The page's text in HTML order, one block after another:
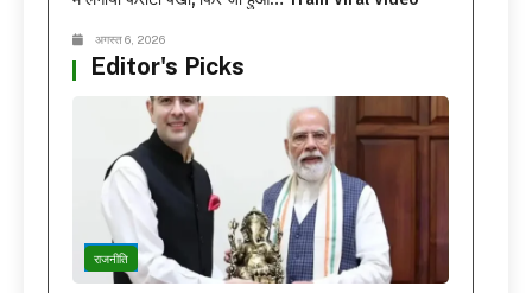
अगस्त 6, 2026
Editor's Picks
राजनीति